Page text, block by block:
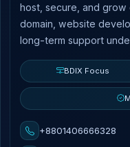
host, secure, and grow
domain, website
long-term support
BDIX Focus
+8801406666328